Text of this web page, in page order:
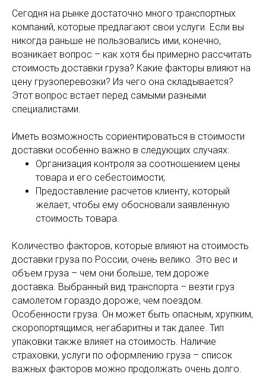
Сегодня на рынке достаточно много транспортных
компаний, которые предлагают свои услуги. Если вы
никогда раньше не пользовались ими, конечно,
возникает вопрос – как хотя бы примерно рассчитать
стоимость доставки груза? Какие факторы влияют на
цену грузоперевозки? Из чего она складывается?
Этот вопрос встает перед самыми разными
специалистами.
Иметь возможность сориентироваться в стоимости
доставки особенно важно в следующих случаях:
Организация контроля за соотношением цены
товара и его себестоимости;
Предоставление расчетов клиенту, который
желает, чтобы ему обосновали заявленную
стоимость товара.
Количество факторов, которые влияют на стоимость
доставки груза по России, очень велико. Это вес и
объем груза – чем они больше, тем дороже
доставка. Выбранный вид транспорта – везти груз
самолетом гораздо дороже, чем поездом.
Особенности груза. Он может быть опасным, хрупким,
скоропортящимся, негабаритны и так далее. Тип
упаковки также влияет на стоимость. Наличие
страховки, услуги по оформлению груза – список
важных факторов можно продолжать очень долго.